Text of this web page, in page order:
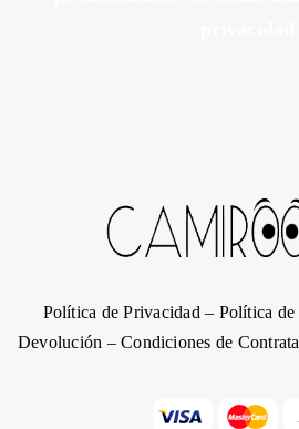
Política de Privacidad – Política
Devolución –Condiciones de